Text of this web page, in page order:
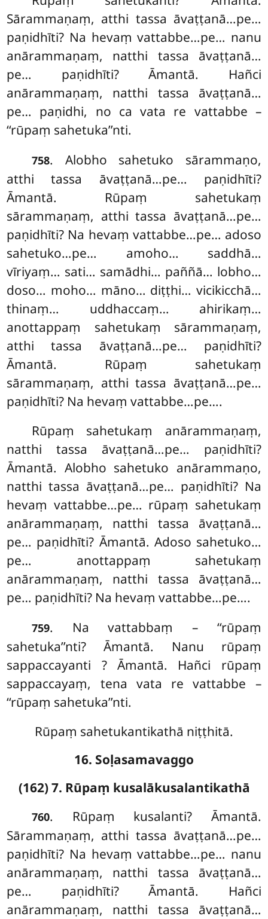
Sārammaṇaṃ, atthi tassa āvaṭṭanā…pe…
paṇidhīti? Na hevaṃ vattabbe…pe… nanu
anārammaṇaṃ, natthi tassa āvaṭṭanā…
pe… paṇidhīti? Āmantā. Hañci
anārammaṇaṃ, natthi tassa āvaṭṭanā…
pe… paṇidhi, no ca vata re vattabbe –
‘‘rūpaṃ sahetuka’’nti.
758. Alobho sahetuko sārammaṇo,
atthi tassa āvaṭṭanā…pe… paṇidhīti?
Āmantā. Rūpaṃ sahetukaṃ
sārammaṇaṃ, atthi tassa āvaṭṭanā…pe…
paṇidhīti? Na hevaṃ vattabbe…pe… adoso
sahetuko…pe… amoho… saddhā…
vīriyaṃ… sati… samādhi… paññā… lobho…
doso… moho… māno… diṭṭhi… vicikicchā…
thinaṃ… uddhaccaṃ… ahirikaṃ…
anottappaṃ sahetukaṃ sārammaṇaṃ,
atthi tassa āvaṭṭanā…pe… paṇidhīti?
Āmantā. Rūpaṃ sahetukaṃ
sārammaṇaṃ, atthi tassa āvaṭṭanā…pe…
paṇidhīti? Na hevaṃ vattabbe…pe….
Rūpaṃ sahetukaṃ anārammaṇaṃ,
natthi tassa āvaṭṭanā…pe… paṇidhīti?
Āmantā. Alobho sahetuko anārammaṇo,
natthi tassa āvaṭṭanā…pe… paṇidhīti? Na
hevaṃ vattabbe…pe… rūpaṃ sahetukaṃ
anārammaṇaṃ, natthi tassa āvaṭṭanā…
pe… paṇidhīti? Āmantā. Adoso sahetuko…
pe… anottappaṃ sahetukaṃ
anārammaṇaṃ, natthi tassa āvaṭṭanā…
pe… paṇidhīti? Na hevaṃ vattabbe…pe….
759. Na vattabbaṃ – ‘‘rūpaṃ
sahetuka’’nti? Āmantā. Nanu rūpaṃ
sappaccayanti ? Āmantā. Hañci rūpaṃ
sappaccayaṃ, tena vata re vattabbe –
‘‘rūpaṃ sahetuka’’nti.
Rūpaṃ sahetukantikathā niṭṭhitā.
16. Soḷasamavaggo
(162) 7. Rūpaṃ kusalākusalantikathā
760. Rūpaṃ kusalanti? Āmantā.
Sārammaṇaṃ, atthi tassa āvaṭṭanā…pe…
paṇidhīti? Na hevaṃ vattabbe…pe… nanu
anārammaṇaṃ, natthi tassa āvaṭṭanā…
pe… paṇidhīti? Āmantā. Hañci
anārammaṇaṃ, natthi tassa āvaṭṭanā…